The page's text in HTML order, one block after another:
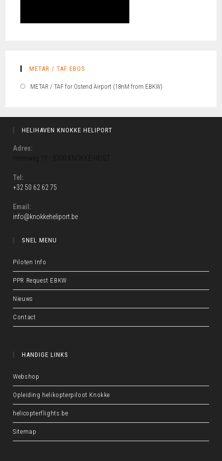
METAR / TAF EBOS
METAR / TAF for Ostend Airport (18nM from EBKW)
HELIHAVEN KNOKKE HELIPORT
Adres:
Herenweg 1Y - 8300 KNOKKE-HEIST
Tel:
+32 50 62 62 75
Email:
info@knokkeheliport.be
SNEL MENU
Piloten Info
PPR Request EBKW
Nieuws
Contact
HANDIGE LINKS
Webshop
Opleiding helikopterpiloot Knokke
helicopterflights.be
Sitemap